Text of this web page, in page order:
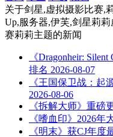
关于剑星,虚拟摄影比赛,
Up,服务器,伊芙,剑星莉
赛莉莉主题的新闻
《Dragonheir:
排名 2026-08-07
《王国保卫战：起
2026-08-06
《拆解大师》重磅
《嗜血印》2026年
《明末》获CJ年